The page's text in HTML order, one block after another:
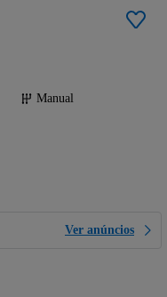
Manual
Ver anúncios